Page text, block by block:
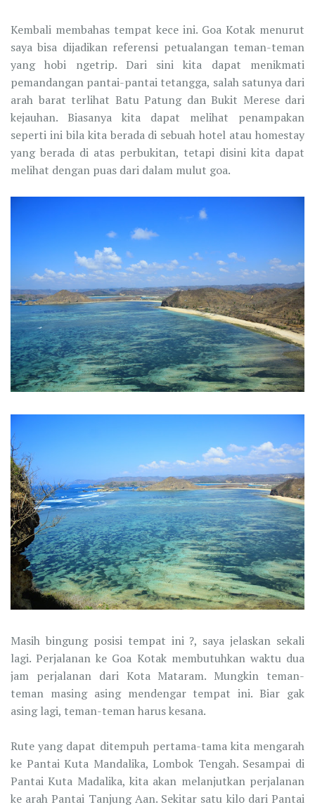
Kembali membahas tempat kece ini. Goa Kotak menurut
saya bisa dijadikan referensi petualangan teman-teman
yang hobi ngetrip. Dari sini kita dapat menikmati
pemandangan pantai-pantai tetangga, salah satunya dari
arah barat terlihat Batu Patung dan Bukit Merese dari
kejauhan. Biasanya kita dapat melihat penampakan
seperti ini bila kita berada di sebuah hotel atau homestay
yang berada di atas perbukitan, tetapi disini kita dapat
melihat dengan puas dari dalam mulut goa.
Masih bingung posisi tempat ini ?, saya jelaskan sekali
lagi. Perjalanan ke Goa Kotak membutuhkan waktu dua
jam perjalanan dari Kota Mataram. Mungkin teman-
teman masing asing mendengar tempat ini. Biar gak
asing lagi, teman-teman harus kesana.
Rute yang dapat ditempuh pertama-tama kita mengarah
ke Pantai Kuta Mandalika, Lombok Tengah. Sesampai di
Pantai Kuta Madalika, kita akan melanjutkan perjalanan
ke arah Pantai Tanjung Aan. Sekitar satu kilo dari Pantai